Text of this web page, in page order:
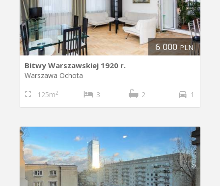
6 000 PLN
Bitwy Warszawskiej 1920 r.
Warszawa Ochota
125m2 3 2 1